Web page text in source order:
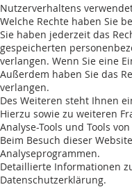
Nutzerverhaltens
Welche Rechte haben Sie
Sie haben jederzeit das
gespeicherten
verlangen. Wenn Sie eine
Außerdem haben Sie das
verlangen.
Des Weiteren steht Ihnen
Hierzu sowie zu weiteren
Analyse-Tools und Tools
Beim Besuch dieser
Analyseprogrammen.
Detaillierte Informationen
Datenschutzerklärung.